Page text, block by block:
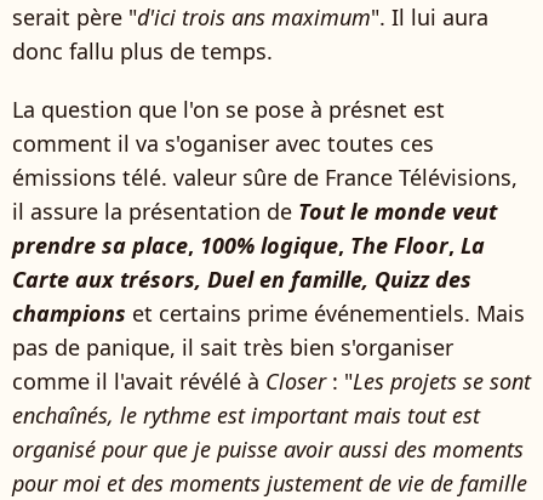
serait père "d'ici trois ans maximum". Il lui aura
donc fallu plus de temps.
La question que l'on se pose à présnet est
comment il va s'oganiser avec toutes ces
émissions télé. valeur sûre de France Télévisions,
il assure la présentation de Tout le monde veut
prendre sa place, 100% logique, The Floor, La
Carte aux trésors, Duel en famille, Quizz des
champions et certains prime événementiels. Mais
pas de panique, il sait très bien s'organiser
comme il l'avait révélé à Closer: "Les projets se sont
enchaînés, le rythme est important mais tout est
organisé pour que je puisse avoir aussi des moments
pour moi et des moments justement de vie de famille